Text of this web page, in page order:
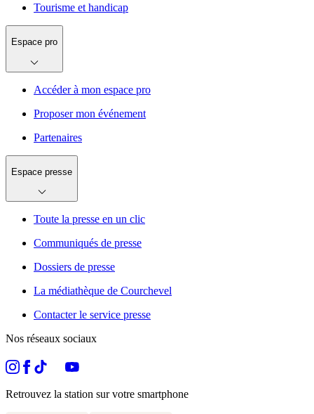
Tourisme et handicap
Espace pro
Accéder à mon espace pro
Proposer mon événement
Partenaires
Espace presse
Toute la presse en un clic
Communiqués de presse
Dossiers de presse
La médiathèque de Courchevel
Contacter le service presse
Nos réseaux sociaux
Retrouvez la station sur votre smartphone